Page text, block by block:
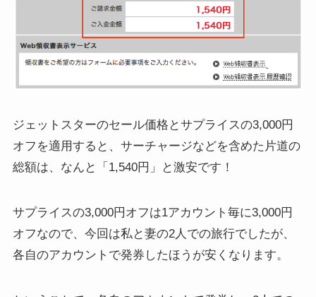
ジェットスターのセール価格とサプライスの3,000円
オフを適用すると、サーチャージなどを含めた片道の
総額は、なんと「1,540円」と激安です！
サプライスの3,000円オフは1アカウント毎に3,000円
オフなので、今回は私と妻の2人での旅行でしたが、
各自のアカウントで発券したほうが安くなります。